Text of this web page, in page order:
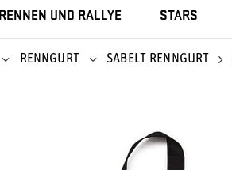
RENNEN UND RALLYE STARS
RENNGURT SABELT RENNGURT